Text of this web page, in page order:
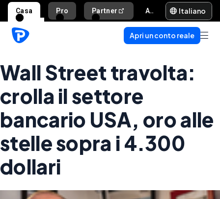
Casa Pro Partner Aiuto e supporto Italiano
Apri un conto reale
Wall Street travolta:
crolla il settore
bancario USA, oro alle
stelle sopra i 4.300
dollari